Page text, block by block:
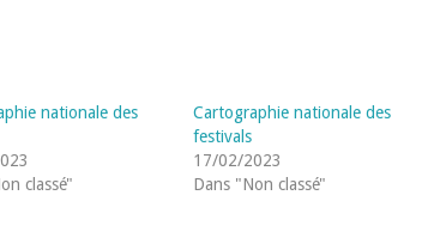
nationale des
classé"
Cartographie nationale des
festivals
17/02/2023
Dans "Non classé"